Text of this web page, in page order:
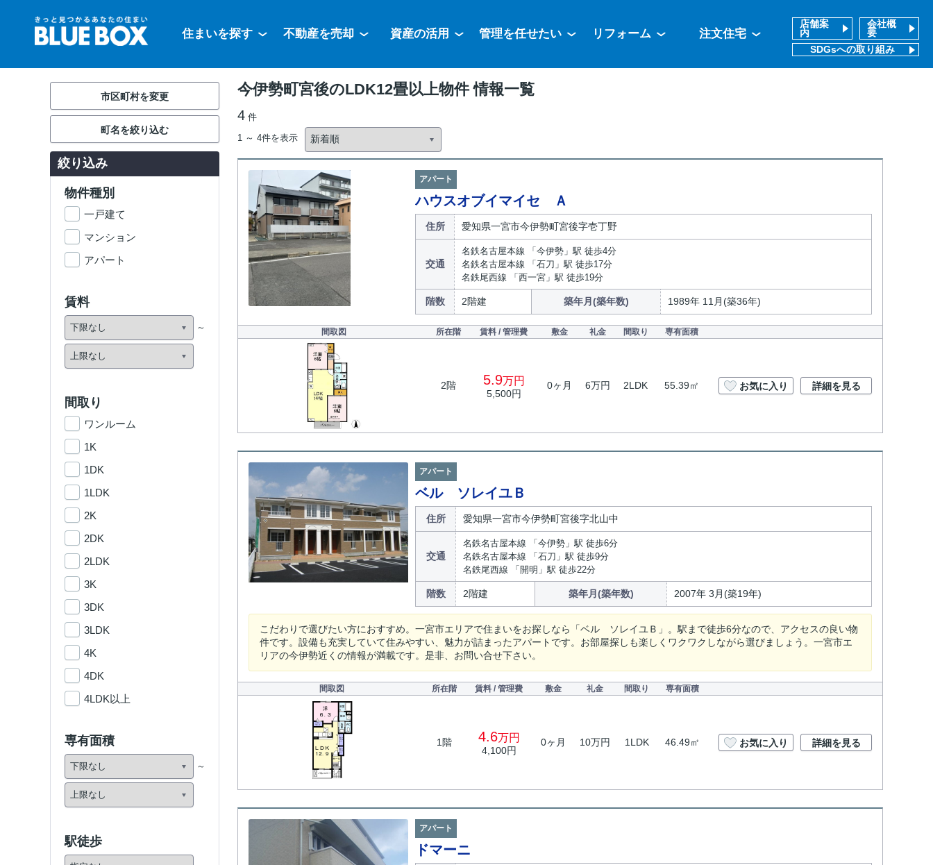
住まいを探す 不動産を売却 資産の活用 管理を任せたい リフォーム 注文住宅
店舗案
内
会社概
要
SDGsへの取り組み
今伊勢町宮後のLDK12畳以上物件 情報一覧
4 件
1 ～ 4件を表示
アパート
ハウスオブイマイセ Ａ
住所 愛知県一宮市今伊勢町宮後字壱丁野
交通
名鉄名古屋本線 「今伊勢」駅 徒歩4分
名鉄名古屋本線 「石刀」駅 徒歩17分
名鉄尾西線 「西一宮」駅 徒歩19分
階数 2階建 築年月(築年数) 1989年 11月(築36年)
間取図 所在階 賃料 / 管理費 敷金 礼金 間取り 専有面積
2階 5.9万円
5,500円
0ヶ月 6万円 2LDK 55.39㎡ お気に入り 詳細を見る
アパート
ベル ソレイユＢ
住所 愛知県一宮市今伊勢町宮後字北山中
交通
名鉄名古屋本線 「今伊勢」駅 徒歩6分
名鉄名古屋本線 「石刀」駅 徒歩9分
名鉄尾西線 「開明」駅 徒歩22分
階数 2階建 築年月(築年数) 2007年 3月(築19年)
こだわりで選びたい方におすすめ。一宮市エリアで住まいをお探しなら「ベル ソレイユＢ」。駅まで徒歩6分なので、アクセスの良い物
件です。設備も充実していて住みやすい、魅力が詰まったアパートです。お部屋探しも楽しくワクワクしながら選びましょう。一宮市エ
リアの今伊勢近くの情報が満載です。是非、お問い合せ下さい。
間取図 所在階 賃料 / 管理費 敷金 礼金 間取り 専有面積
1階 4.6万円
4,100円
0ヶ月 10万円 1LDK 46.49㎡ お気に入り 詳細を見る
アパート
ドマーニ
市区町村を変更
町名を絞り込む
絞り込み
物件種別
一戸建て
マンション
アパート
賃料
間取り
ワンルーム
1K
1DK
1LDK
2K
2DK
2LDK
3K
3DK
3LDK
4K
4DK
4LDK以上
専有面積
駅徒歩